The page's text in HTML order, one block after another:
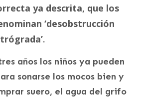
ya descrita, que los
‘desobstrucción
.
años los niños ya pueden
sonarse los mocos bien y
suero, el agua del grifo